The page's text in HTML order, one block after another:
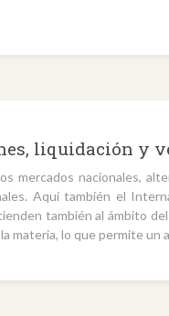
liquidación y
mercados nacionales,
Aquí también el
también al ámbito
materia, lo que permite